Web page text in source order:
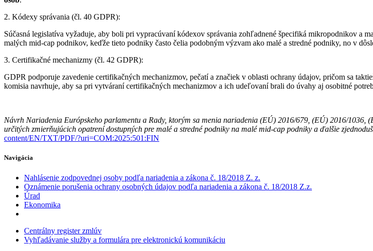
2. Kódexy správania (čl. 40 GDPR):
Súčasná legislatíva vyžaduje, aby boli pri vypracúvaní kódexov správania zohľadnené špecifiká mikropodnikov a
malých mid-cap podnikov, keďže tieto podniky často čelia podobným výzvam ako malé a stredné podniky, no v
3. Certifikačné mechanizmy (čl. 42 GDPR):
GDPR podporuje zavedenie certifikačných mechanizmov, pečatí a značiek v oblasti ochrany údajov, pričom sa
komisia navrhuje, aby sa pri vytváraní certifikačných mechanizmov a ich udeľovaní brali do úvahy aj osobitné
Návrh Nariadenia Európskeho parlamentu a Rady, ktorým sa menia nariadenia (EÚ) 2016/679, (EÚ) 2016/
určitých zmierňujúcich opatrení dostupných pre malé a stredné podniky na malé mid-cap podniky a ďalšie
content/EN/TXT/PDF/?uri=COM:2025:501:FIN
Navigácia
Nahlásenie zodpovednej osoby podľa nariadenia a zákona č. 18/2018 Z. z.
Oznámenie porušenia ochrany osobných údajov podľa nariadenia a zákona č. 18/2018 Z.z.
Úrad
Ekonomika
Centrálny register zmlúv
Vyhľadávanie služby a formulára pre elektronickú komunikáciu